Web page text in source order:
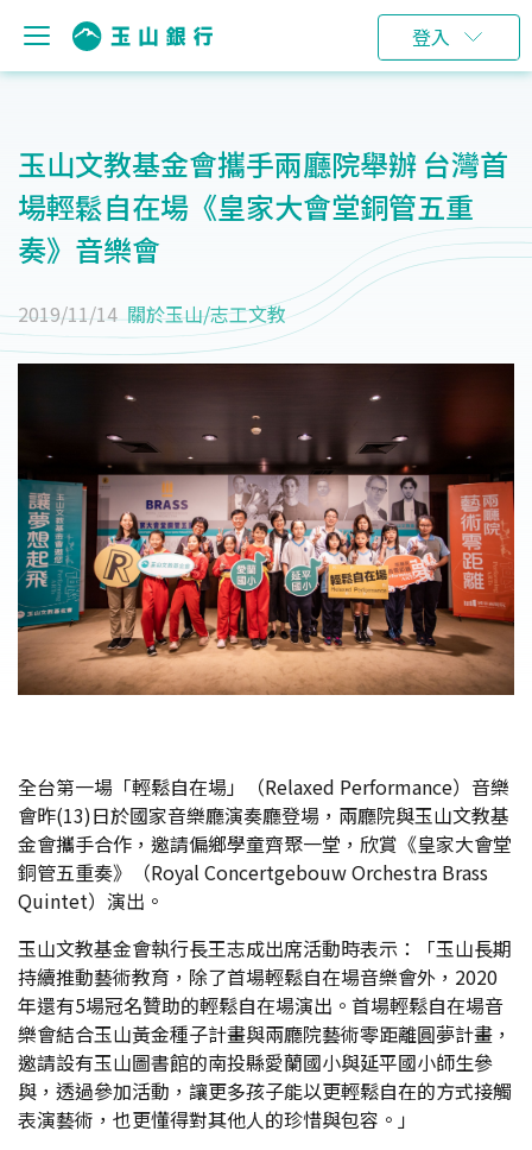
登入
玉山文教基金會攜手兩廳院舉辦 台灣首
場輕鬆自在場《皇家大會堂銅管五重
奏》音樂會
2019/11/14 關於玉山/志工文教
全台第一場「輕鬆自在場」（Relaxed Performance）音樂
會昨(13)日於國家音樂廳演奏廳登場，兩廳院與玉山文教基
金會攜手合作，邀請偏鄉學童齊聚一堂，欣賞《皇家大會堂
銅管五重奏》（Royal Concertgebouw Orchestra Brass
Quintet）演出。
玉山文教基金會執行長王志成出席活動時表示：「玉山長期
持續推動藝術教育，除了首場輕鬆自在場音樂會外，2020
年還有5場冠名贊助的輕鬆自在場演出。首場輕鬆自在場音
樂會結合玉山黃金種子計畫與兩廳院藝術零距離圓夢計畫，
邀請設有玉山圖書館的南投縣愛蘭國小與延平國小師生參
與，透過參加活動，讓更多孩子能以更輕鬆自在的方式接觸
表演藝術，也更懂得對其他人的珍惜與包容。」